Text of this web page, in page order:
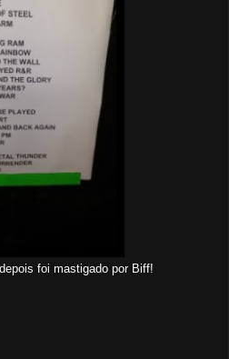
foi mastigado por Biff!